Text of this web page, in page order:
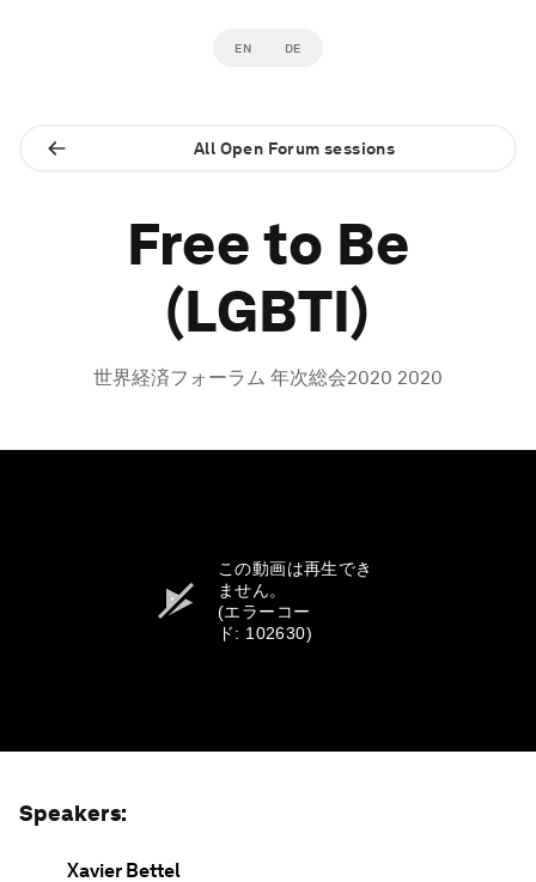
EN DE
All Open Forum sessions
Free to Be
(LGBTI)
世界経済フォーラム 年次総会2020 2020
この動画は再生でき
ません。
(エラーコー
ド: 102630)
Speakers:
Xavier Bettel